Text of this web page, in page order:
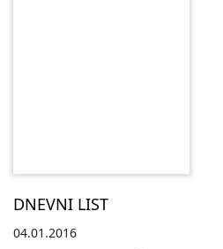
DNEVNI LIST
04.01.2016